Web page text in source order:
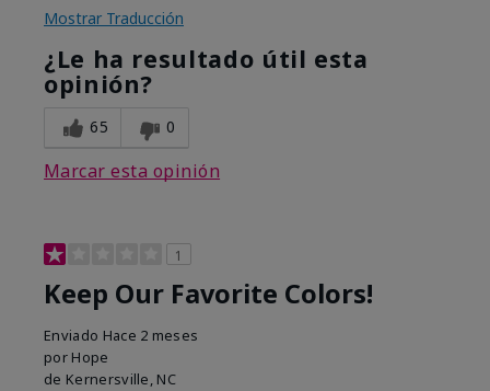
Mostrar Traducción
¿Le ha resultado útil esta
opinión?
65 0
Marcar esta opinión
1
Keep Our Favorite Colors!
Enviado Hace 2 meses
por Hope
de Kernersville, NC